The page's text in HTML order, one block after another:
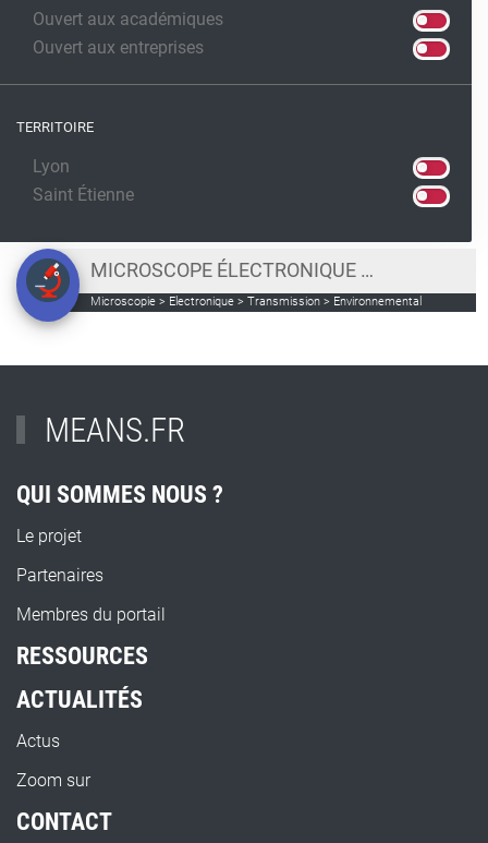
Ouvert aux académiques
Ouvert aux entreprises
TERRITOIRE
Lyon
Saint Étienne
MICROSCOPE ÉLECTRONIQUE À TRANSMISSION TITAN ETEM G2 FEI 300 KV
Microscopie > Electronique > Transmission > Environnemental
MEANS.FR
QUI SOMMES NOUS ?
Le projet
Partenaires
Membres du portail
RESSOURCES
ACTUALITÉS
Actus
Zoom sur
CONTACT